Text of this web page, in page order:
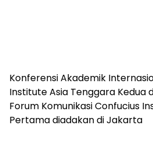
Konferensi Akademik
Institute Asia Tenggara Kedua
Forum Komunikasi Confucius
Pertama diadakan di Jakarta